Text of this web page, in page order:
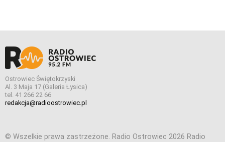
Ostrowiec Świętokrzyski
Al. 3 Maja 17 (Galeria Łysica)
tel. 41 266 22 66
redakcja@radioostrowiec.pl
© Wszelkie prawa zastrzeżone. Radio Ostrowiec 2026 Radio